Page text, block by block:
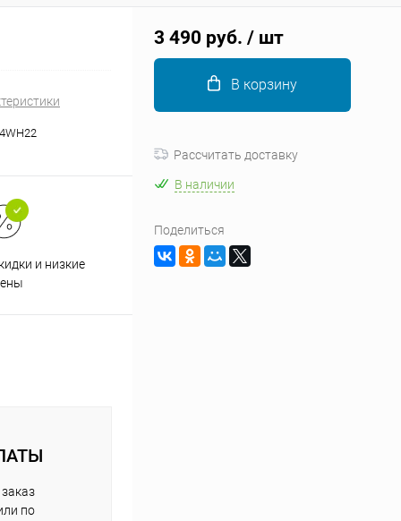
и низкие
по
3 490 руб. / шт
В корзину
Рассчитать доставку
В наличии
Поделиться